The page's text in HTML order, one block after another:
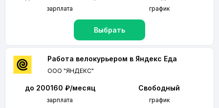
зарплата график
Выбрать
Работа велокурьером в Яндекс Еда
ООО "ЯНДЕКС"
до 200160 ₽/месяц
зарплата
Свободный
график